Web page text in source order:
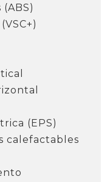
(EPS)
calefactables